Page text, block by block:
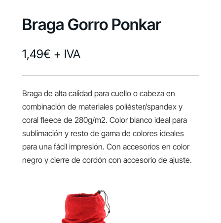
Braga Gorro Ponkar
1,49€ + IVA
Braga de alta calidad para cuello o cabeza en
combinación de materiales poliéster/spandex y
coral fleece de 280g/m2. Color blanco ideal para
sublimación y resto de gama de colores ideales
para una fácil impresión. Con accesorios en color
negro y cierre de cordón con accesorio de ajuste.